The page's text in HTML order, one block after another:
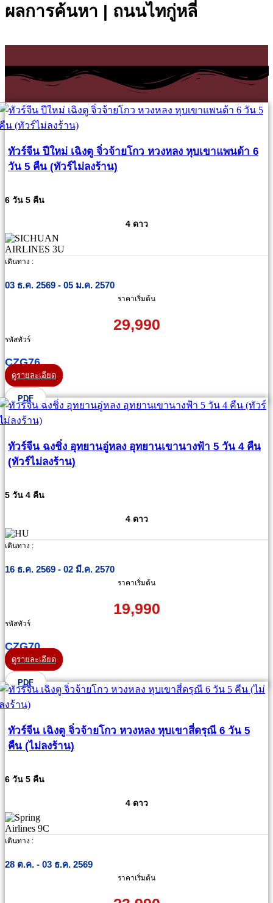
ผลการค้นหา | ถนนไทกู่หลี่
ทัวร์จีน ปีใหม่ เฉิงตู จิ่วจ้ายโกว หวงหลง หุบเขาแพนด้า 6
วัน 5 คืน (ทัวร์ไม่ลงร้าน)
6 วัน 5 คืน
4 ดาว
เดินทาง :
03 ธ.ค. 2569 - 05 ม.ค. 2570
ราคาเริ่มต้น
29,990
รหัสทัวร์
CZG76
ดูรายละเอียด
PDF
ทัวร์จีน ฉงชิ่ง อุทยานอู่หลง อุทยานเขานางฟ้า 5 วัน 4 คืน
(ทัวร์ไม่ลงร้าน)
5 วัน 4 คืน
4 ดาว
เดินทาง :
16 ธ.ค. 2569 - 02 มี.ค. 2570
ราคาเริ่มต้น
19,990
รหัสทัวร์
CZG70
ดูรายละเอียด
PDF
ทัวร์จีน เฉิงตู จิ่วจ้ายโกว หวงหลง หุบเขาสี่ดรุณี 6 วัน 5
คืน (ไม่ลงร้าน)
6 วัน 5 คืน
4 ดาว
เดินทาง :
28 ต.ค. - 03 ธ.ค. 2569
ราคาเริ่มต้น